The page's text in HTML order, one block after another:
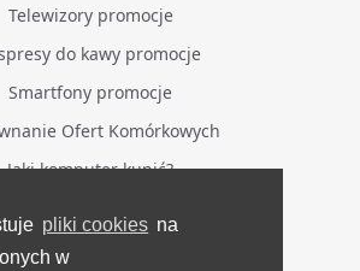
pliki cookies na
w
Telewizory promocje
do kawy promocje
Smartfony promocje
Ofert Komórkowych
Jaki komputer kupić?
NA BIEŻĄCO